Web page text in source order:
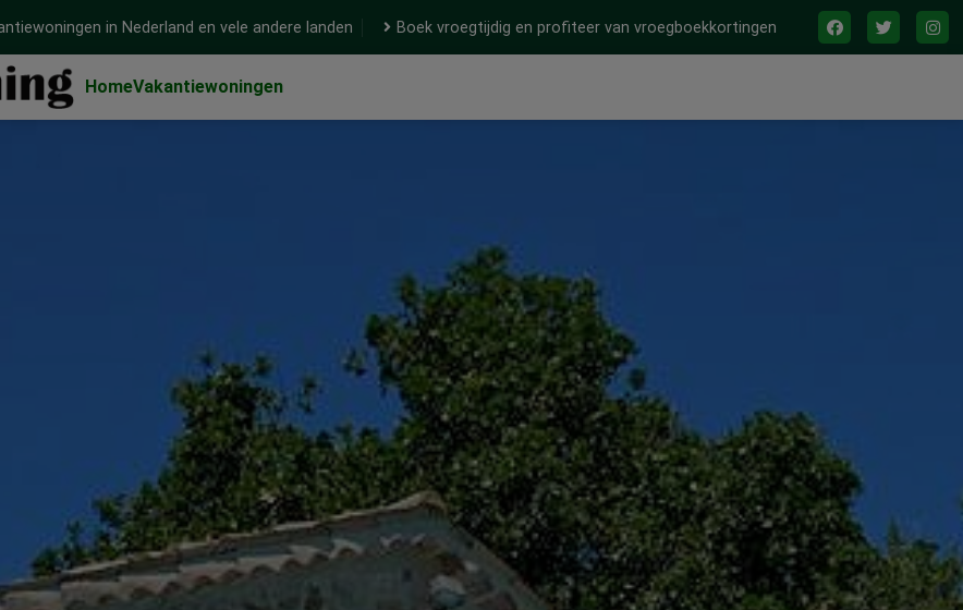
in Nederland en vele andere landen Boek vroegtijdig en profiteer van vroegboekkortingen
HomeVakantiewoningen